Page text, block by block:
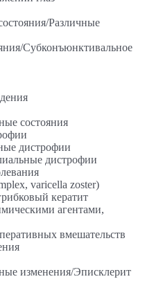
Различные
Субконъюнктивальное
состояния
дистрофии
дистрофии
varicella zoster)
кератит
агентами,
вмешательств
изменения/Эписклерит